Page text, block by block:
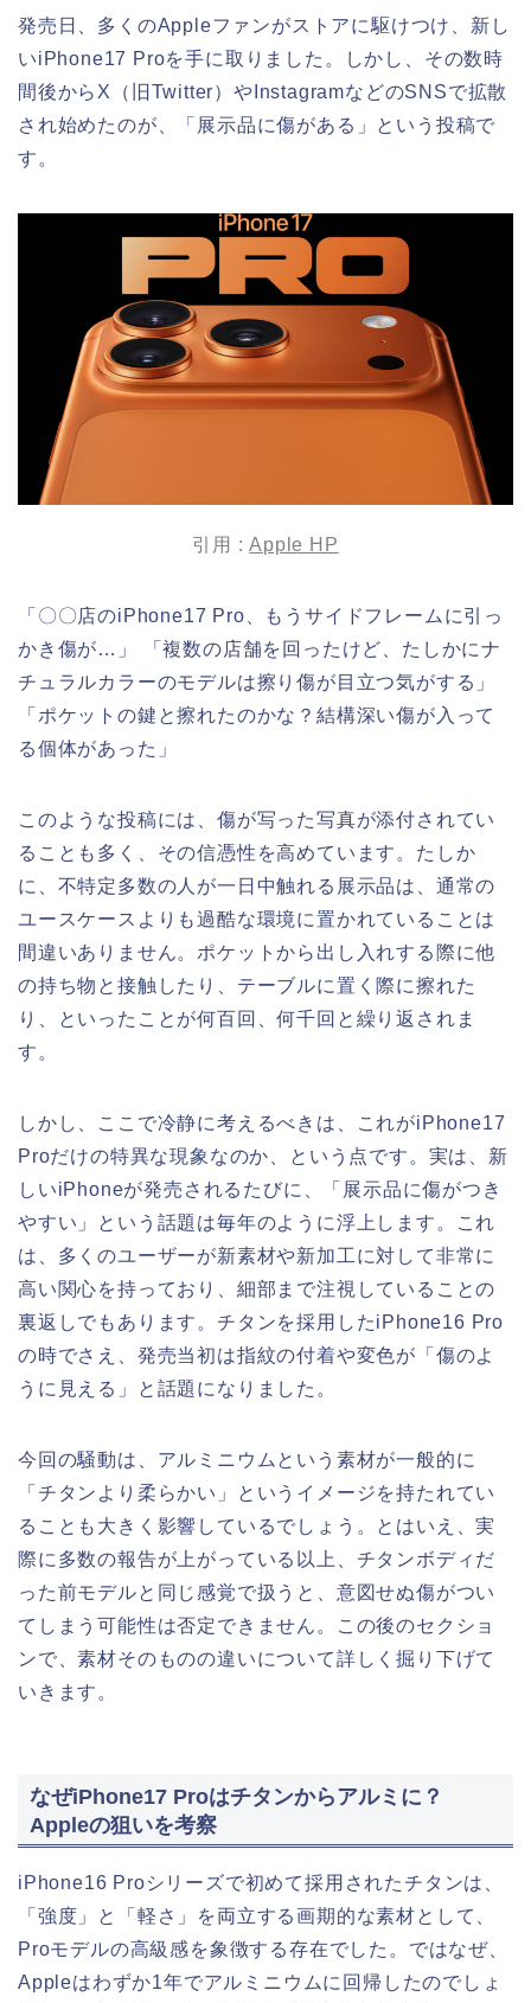
発売日、多くのAppleファンがストアに駆けつけ、新し
いiPhone17 Proを手に取りました。しかし、その数時
間後からX（旧Twitter）やInstagramなどのSNSで拡散
され始めたのが、「展示品に傷がある」という投稿で
す。
引用 :Apple HP
「〇〇店のiPhone17 Pro、もうサイドフレームに引っ
かき傷が…」 「複数の店舗を回ったけど、たしかにナ
チュラルカラーのモデルは擦り傷が目立つ気がする」
「ポケットの鍵と擦れたのかな？結構深い傷が入って
る個体があった」
このような投稿には、傷が写った写真が添付されてい
ることも多く、その信憑性を高めています。たしか
に、不特定多数の人が一日中触れる展示品は、通常の
ユースケースよりも過酷な環境に置かれていることは
間違いありません。ポケットから出し入れする際に他
の持ち物と接触したり、テーブルに置く際に擦れた
り、といったことが何百回、何千回と繰り返されま
す。
しかし、ここで冷静に考えるべきは、これがiPhone17
Proだけの特異な現象なのか、という点です。実は、新
しいiPhoneが発売されるたびに、「展示品に傷がつき
やすい」という話題は毎年のように浮上します。これ
は、多くのユーザーが新素材や新加工に対して非常に
高い関心を持っており、細部まで注視していることの
裏返しでもあります。チタンを採用したiPhone16 Pro
の時でさえ、発売当初は指紋の付着や変色が「傷のよ
うに見える」と話題になりました。
今回の騒動は、アルミニウムという素材が一般的に
「チタンより柔らかい」というイメージを持たれてい
ることも大きく影響しているでしょう。とはいえ、実
際に多数の報告が上がっている以上、チタンボディだ
った前モデルと同じ感覚で扱うと、意図せぬ傷がつい
てしまう可能性は否定できません。この後のセクショ
ンで、素材そのものの違いについて詳しく掘り下げて
いきます。
なぜiPhone17 Proはチタンからアルミに？
Appleの狙いを考察
iPhone16 Proシリーズで初めて採用されたチタンは、
「強度」と「軽さ」を両立する画期的な素材として、
Proモデルの高級感を象徴する存在でした。ではなぜ、
Appleはわずか1年でアルミニウムに回帰したのでしょ